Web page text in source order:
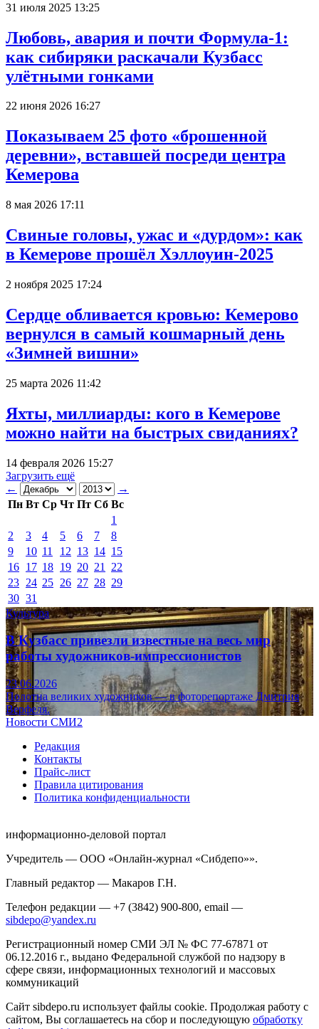
31 июля 2025 13:25
Любовь, авария и почти Формула-1:
как сибиряки раскачали Кузбасс
улётными гонками
22 июня 2026 16:27
Показываем 25 фото «брошенной
деревни», вставшей посреди центра
Кемерова
8 мая 2026 17:11
Свиные головы, ужас и «дурдом»: как
в Кемерове прошёл Хэллоуин-2025
2 ноября 2025 17:24
Сердце обливается кровью: Кемерово
вернулся в самый кошмарный день
«Зимней вишни»
25 марта 2026 11:42
Яхты, миллиарды: кого в Кемерове
можно найти на быстрых свиданиях?
14 февраля 2026 15:27
Загрузить ещё
←
→
Пн Вт Ср Чт Пт Сб Вс
1
2
3 4 5 6 7
8
9
10 11 12 13 14 15
16 17 18 19 20 21
22
23 24 25 26 27 28 29
30 31
Культура
В Кузбасс привезли известные на весь мир
работы художников-импрессионистов
23.06.2026
Полотна великих художников — в фоторепортаже Дмитрия
Верфеля.
Новости СМИ2
Редакция
Контакты
Прайс-лист
Правила цитирования
Политика конфиденциальности
информационно-деловой портал
Учредитель — ООО «Онлайн-журнал «Сибдепо»».
Главный редактор — Макаров Г.Н.
Телефон редакции — +7 (3842) 900-800, email —
sibdepo@yandex.ru
Регистрационный номер СМИ ЭЛ № ФС 77-67871 от
06.12.2016 г., выдано Федеральной службой по надзору в
сфере связи, информационных технологий и массовых
коммуникаций
Сайт sibdepo.ru использует файлы cookie. Продолжая работу с
сайтом, Вы соглашаетесь на сбор и последующую обработку